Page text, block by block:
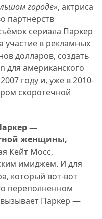
городе», актриса
партнёрств
сериала Паркер
участие в рекламных
долларов, создать
для американского
году и, уже в 2010-
скоротечной
—
женщины,
Кейт Мосс,
имиджем. И для
который вот-вот
переполненном
Паркер —